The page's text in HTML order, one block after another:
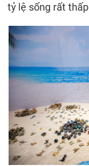
tỷ lệ sống rất